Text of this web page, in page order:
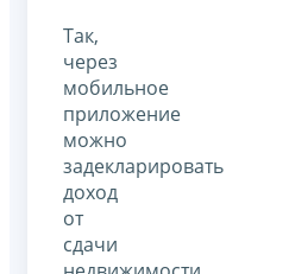
Так,
через
мобильное
приложение
можно
задекларировать
доход
от
сдачи